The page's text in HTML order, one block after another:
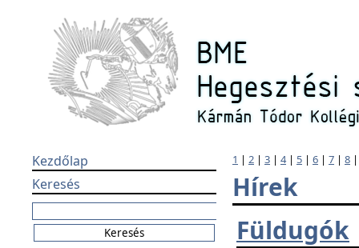
Kezdőlap
Keresés
1 | 2 | 3 | 4| 5 | 6 | 7 | 8
Hírek
Füldugók